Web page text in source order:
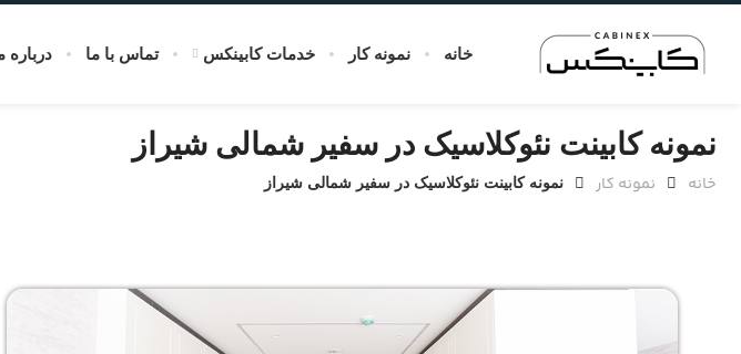
خانه نمونه کار خدمات کابینکس تماس با ما درباره
نمونه کابینت نئوکلاسیک در سفیر شمالی شیراز
خانه نمونه کار نمونه کابینت نئوکلاسیک در سفیر شمالی شیراز